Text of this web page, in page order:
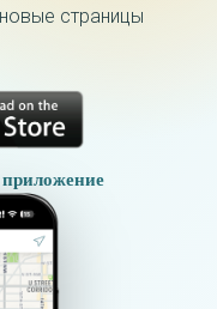
страницы